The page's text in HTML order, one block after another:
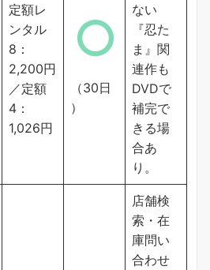
定額レ
ンタル
8：
2,200円
／定額
4：
1,026円
（30日
）
ない
『忍た
ま』関
連作も
DVDで
補完で
きる場
合あ
り。
店舗検
索・在
庫問い
合わせ